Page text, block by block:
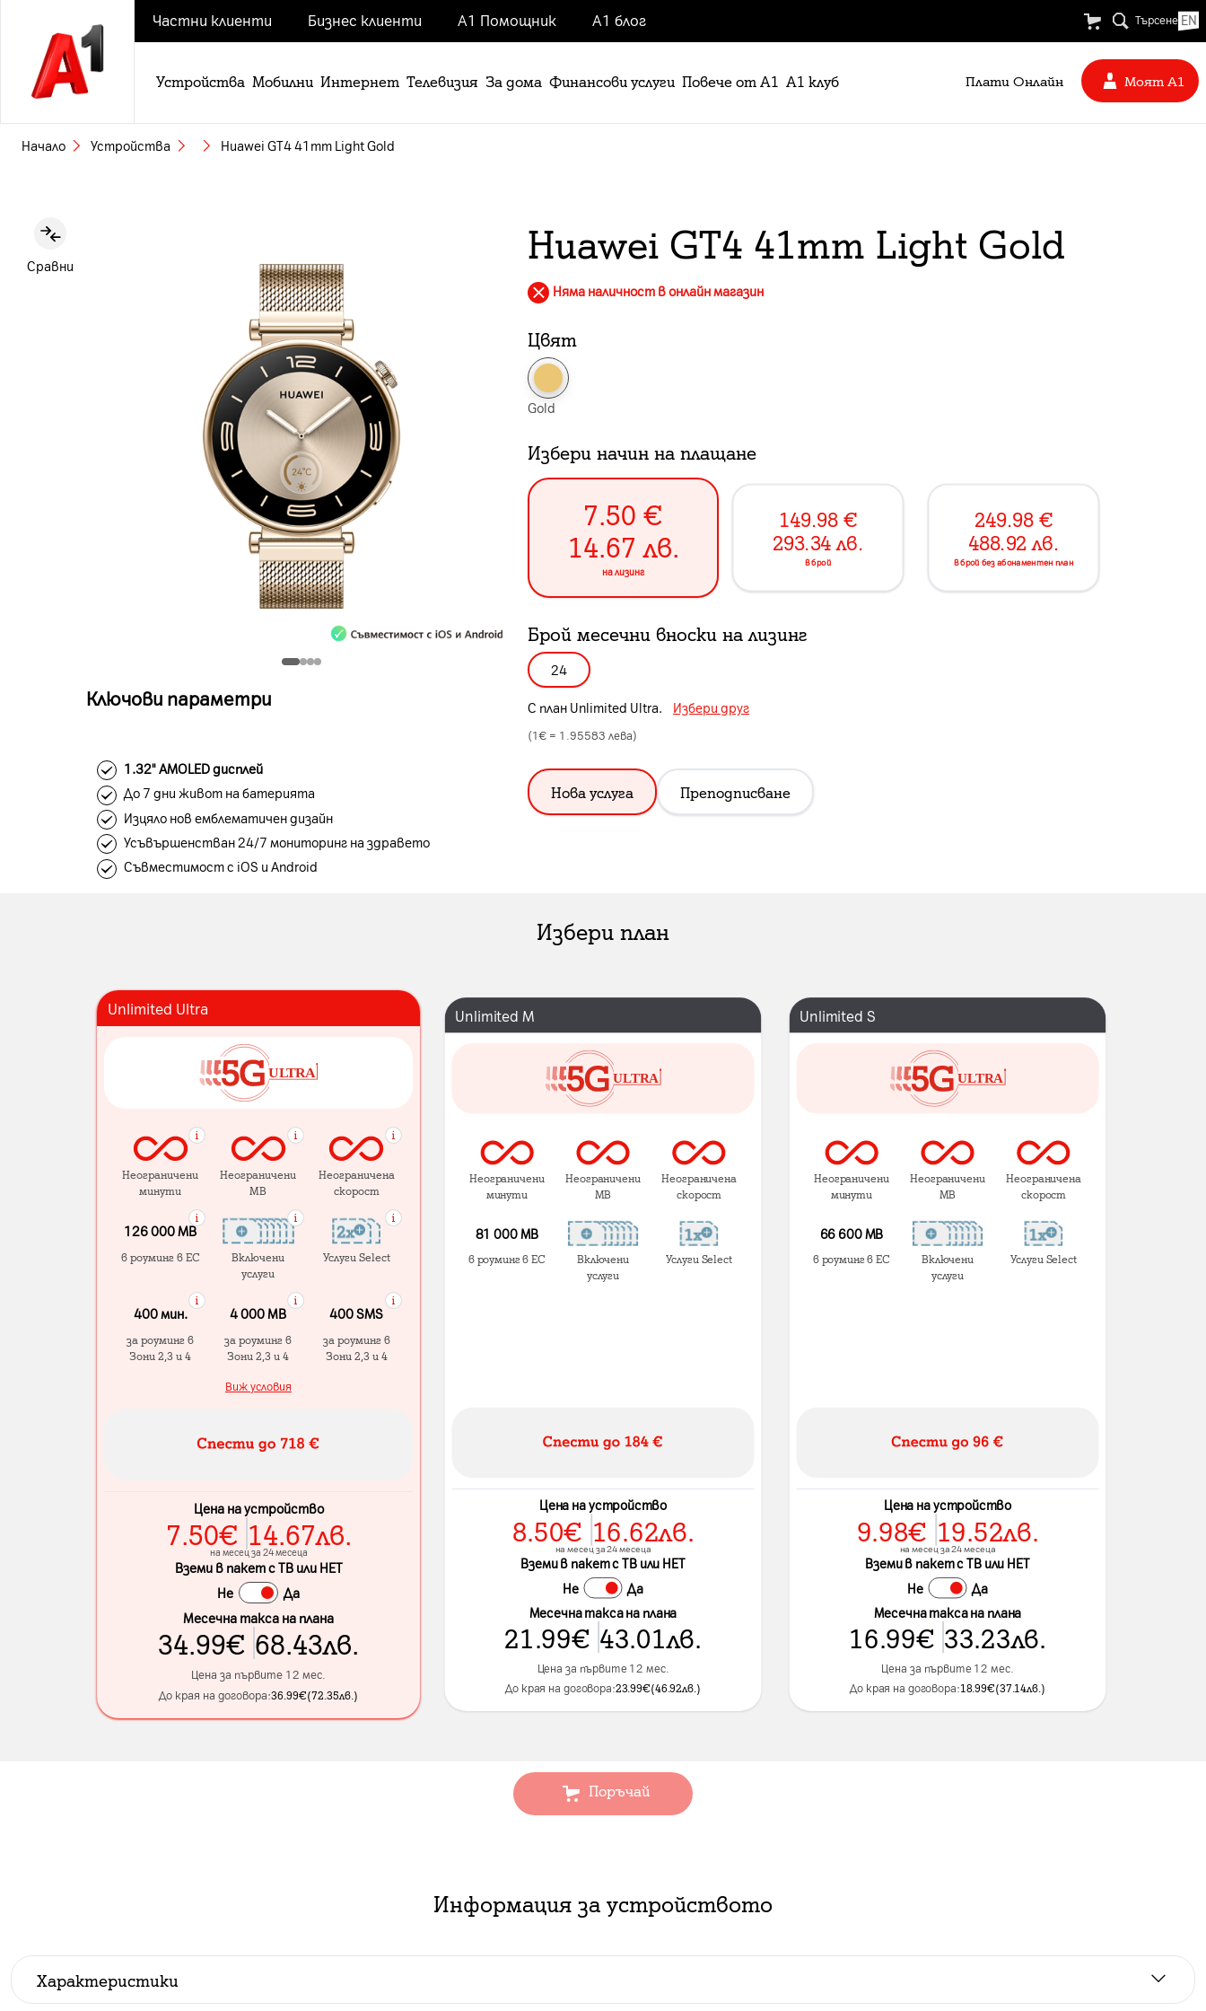
Частни клиенти Бизнес клиенти А1 Помощник А1 блог Търсене EN
Устройства Мобилни Интернет Телевизия За дома Финансови услуги Повече от А1 А1 клуб Плати Oнлайн Моят А1
Начало Устройства Huawei GT4 41mm Light Gold
Сравни
Ключови параметри
1.32" AMOLED дисплей
До 7 дни живот на батерията
Изцяло нов емблематичен дизайн
Усъвършенстван 24/7 мониторинг на здравето
Съвместимост с iOS и Android
Huawei GT4 41mm Light Gold
Няма наличност в онлайн магазин
Цвят
Gold
Избери начин на плащане
7.50 €
14.67 лв.
на лизинг
149.98 €
293.34 лв.
в брой
249.98 €
488.92 лв.
в брой без абонаментен план
Брой месечни вноски на лизинг
24
С план Unlimited Ultra. Избери друг
(1€ = 1.95583 лева)
Нова услуга Преподписване
Избери план
Unlimited Ultra
Неограничени
минути
Неограничени
MB
Неограничена
скорост
126 000 MB
в роуминг в ЕС
Включени
услуги
Услуги Select
400 мин.
за роуминг в
Зони 2,3 и 4
4 000 МB
за роуминг в
Зони 2,3 и 4
400 SMS
за роуминг в
Зони 2,3 и 4
Виж условия
Цена на устройство
7.50€ 14.67лв.
на месец за 24 месеца
Вземи в пакет с ТВ или НЕТ
Не
Да
Месечна такса на плана
34.99€ 68.43лв.
Цена за първите 12 мес.
До края на договора:36.99€(72.35лв. )
Unlimited M
Неограничени
минути
Неограничени
MB
Неограничена
скорост
81 000 МВ
в роуминг в ЕС
Включени
услуги
Услуги Select
Цена на устройство
8.50€ 16.62лв.
на месец за 24 месеца
Вземи в пакет с ТВ или НЕТ
Не Да
Месечна такса на плана
21.99€ 43.01лв.
Цена за първите 12 мес.
До края на договора:23.99€(46.92лв. )
Unlimited S
Неограничени
минути
Неограничени
MB
Неограничена
скорост
66 600 MB
в роуминг в ЕС
Включени
услуги
Услуги Select
Цена на устройство
9.98€ 19.52лв.
на месец за 24 месеца
Вземи в пакет с ТВ или НЕТ
Не Да
Месечна такса на плана
16.99€ 33.23лв.
Цена за първите 12 мес.
До края на договора:18.99€(37.14лв. )
Поръчай
Информация за устройството
Характеристики